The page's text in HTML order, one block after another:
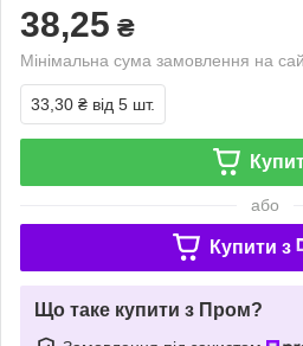
38,25 ₴
Мінімальна сума замовлення на
33,30 ₴ від 5 шт.
або
Купити з
Що таке купити з Пром?